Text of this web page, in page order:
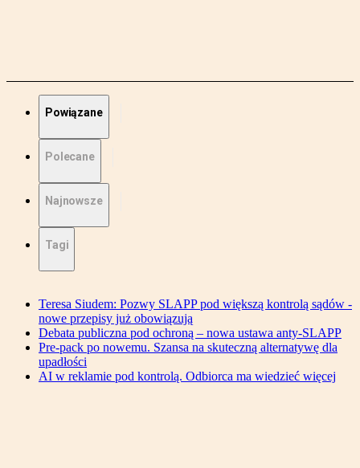
Powiązane
Polecane
Najnowsze
Tagi
Teresa Siudem: Pozwy SLAPP pod większą kontrolą sądów -
nowe przepisy już obowiązują
Debata publiczna pod ochroną – nowa ustawa anty-SLAPP
Pre-pack po nowemu. Szansa na skuteczną alternatywę dla
upadłości
AI w reklamie pod kontrolą. Odbiorca ma wiedzieć więcej